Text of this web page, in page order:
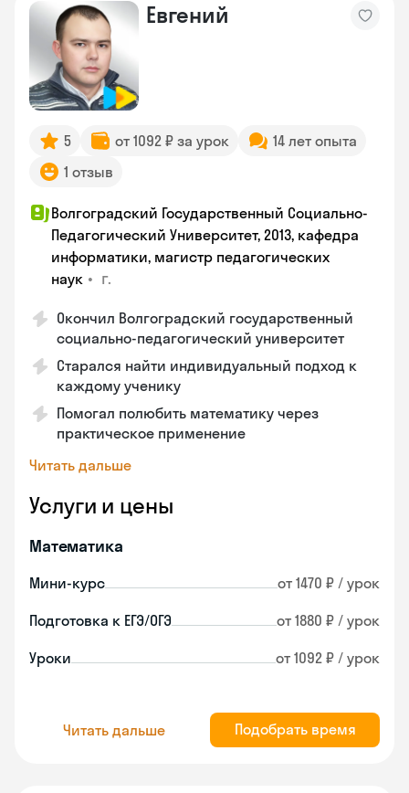
Евгений
5 от 1092 ₽ за урок
14 лет опыта
1 отзыв
Волгоградский Государственный Социально-
Педагогический Университет, 2013, кафедра
информатики, магистр педагогических
наук • г.
Окончил Волгоградский государственный
социально-педагогический университет
Старался найти индивидуальный подход к
каждому ученику
Помогал полюбить математику через
практическое применение
Читать дальше
Услуги и цены
Математика
Мини-курс от 1470 ₽ / урок
Подготовка к ЕГЭ/ОГЭ от 1880 ₽ / урок
Уроки от 1092 ₽ / урок
Читать дальше Подобрать время